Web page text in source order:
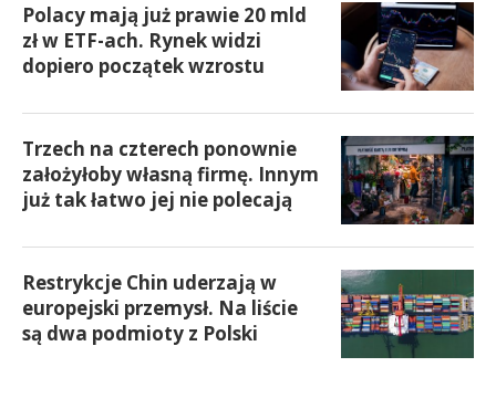
Polacy mają już prawie 20 mld
zł w ETF-ach. Rynek widzi
dopiero początek wzrostu
Trzech na czterech ponownie
założyłoby własną firmę. Innym
już tak łatwo jej nie polecają
Restrykcje Chin uderzają w
europejski przemysł. Na liście
są dwa podmioty z Polski